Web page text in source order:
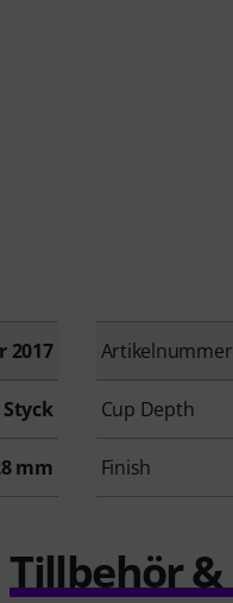
2017 Artikelnummer
Styck Cup Depth
mm Finish
Tillbehör